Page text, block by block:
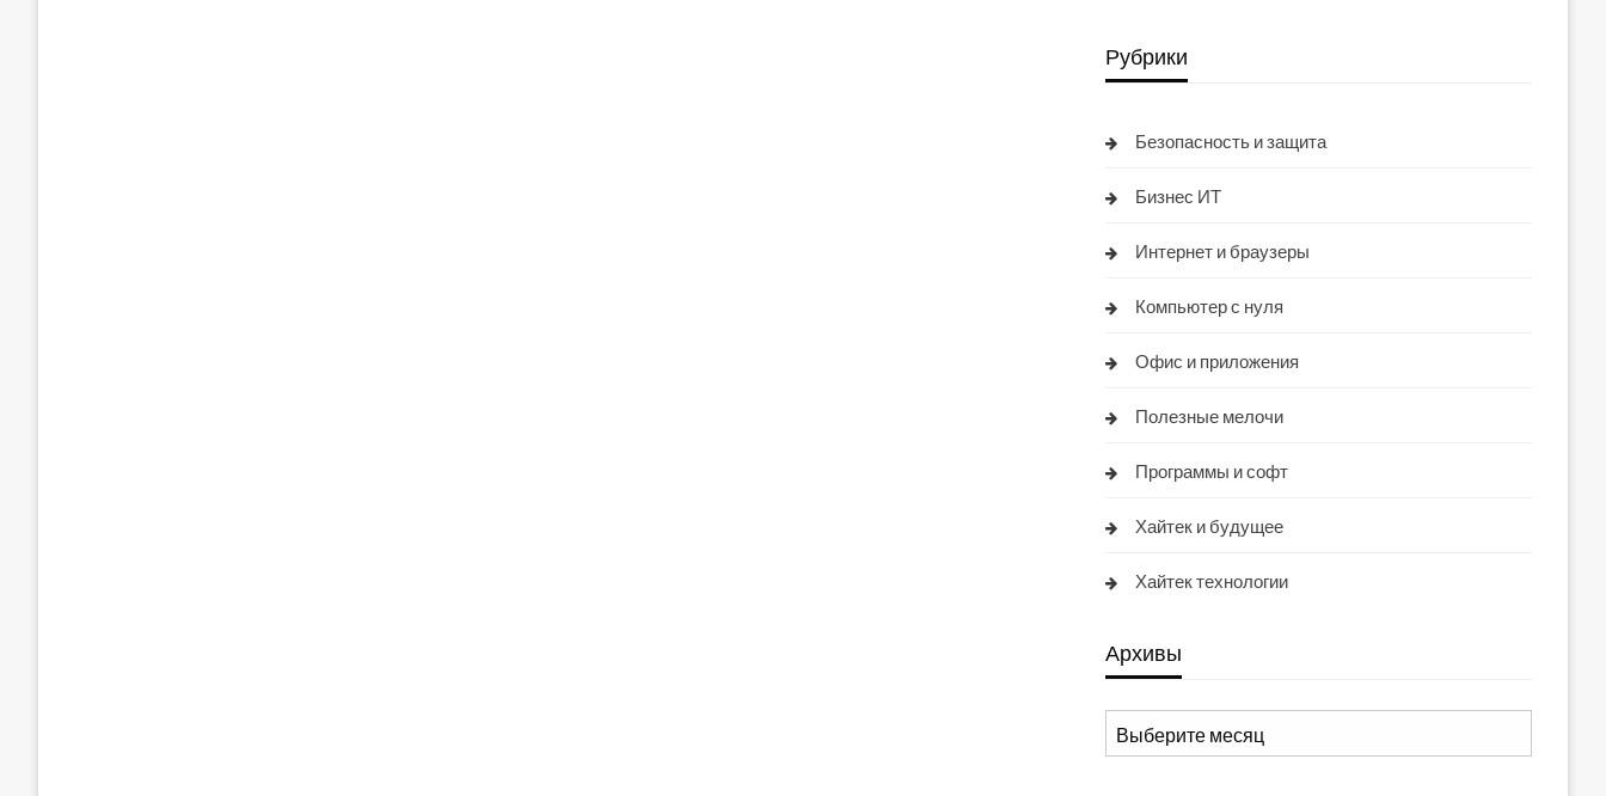
Рубрики
Безопасность и защита
Бизнес ИТ
Интернет и браузеры
Компьютер с нуля
Офис и приложения
Полезные мелочи
Программы и софт
Хайтек и будущее
Хайтек технологии
Архивы
Архивы